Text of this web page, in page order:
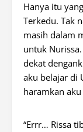
Hanya itu
Terkedu. Tak
masih dalam
untuk
dekat
aku belajar di
haramkan
“Errr… Rissa